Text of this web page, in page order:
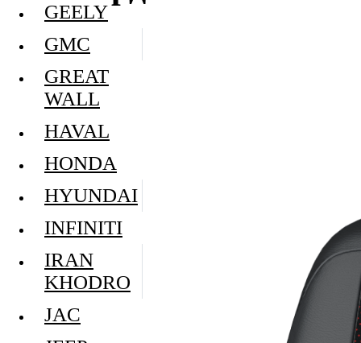
GEELY
GMC
GREAT
WALL
HAVAL
HONDA
HYUNDAI
INFINITI
IRAN
KHODRO
JAC